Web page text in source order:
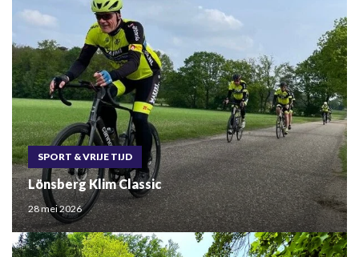
SPORT & VRIJE TIJD
Lönsberg Klim Classic
28 mei 2026